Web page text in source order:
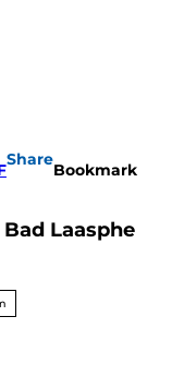
Share
Bookmark
Laasphe